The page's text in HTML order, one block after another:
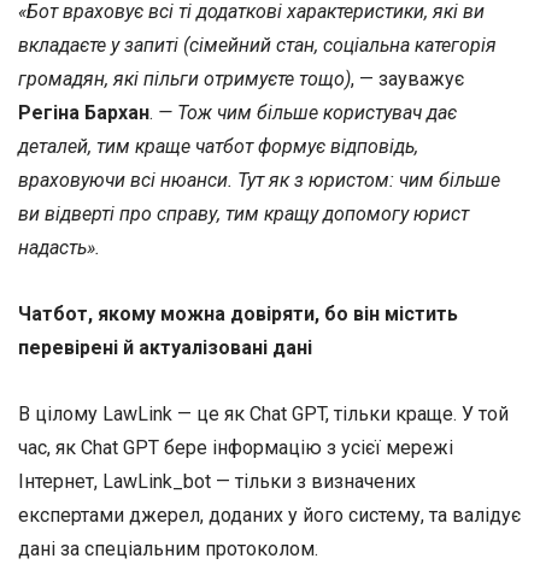
«Бот враховує всі ті додаткові характеристики, які ви
вкладаєте у запиті (сімейний стан, соціальна категорія
громадян, які пільги отримуєте тощо), — зауважує
Регіна Бархан. — Тож чим більше користувач дає
деталей, тим краще чатбот формує відповідь,
враховуючи всі нюанси. Тут як з юристом: чим більше
ви відверті про справу, тим кращу допомогу юрист
надасть».
Чатбот, якому можна довіряти, бо він містить
перевірені й актуалізовані дані
В цілому LawLink — це як Сhat GPT, тільки краще. У той
час, як Сhat GPT бере інформацію з усієї мережі
Інтернет, LawLink_bot — тільки з визначених
експертами джерел, доданих у його систему, та валідує
дані за спеціальним протоколом.